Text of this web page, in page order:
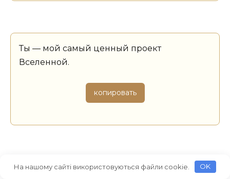
Ты — мой самый ценный проект
Вселенной.
копировать
Сынок, в каждом человеке живет свой
На нашому сайті використовуються файли cookie. OK